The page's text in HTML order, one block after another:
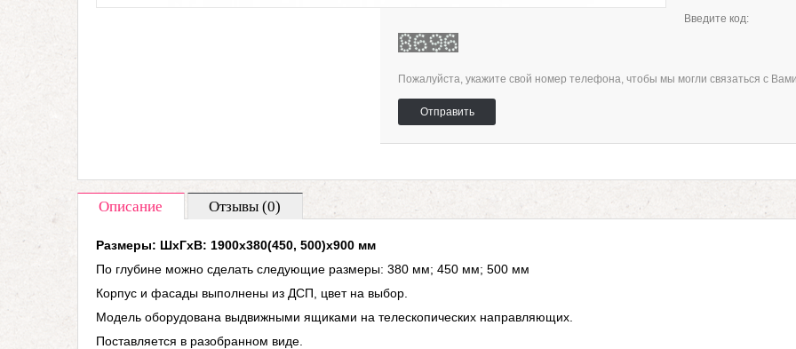
Введите код:
Пожалуйста, укажите свой номер телефона, чтобы мы могли связаться с
Отправить
Описание Отзывы (0)
Размеры: ШхГхВ: 1900х380(450, 500)х900 мм
По глубине можно сделать следующие размеры: 380 мм; 450 мм; 500 мм
Корпус и фасады выполнены из ДСП, цвет на выбор.
Модель оборудована выдвижными ящиками на телескопических направляющих.
Поставляется в разобранном виде.